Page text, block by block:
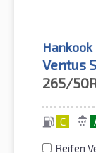
Hankook
Ventus
265/
C
Reifen